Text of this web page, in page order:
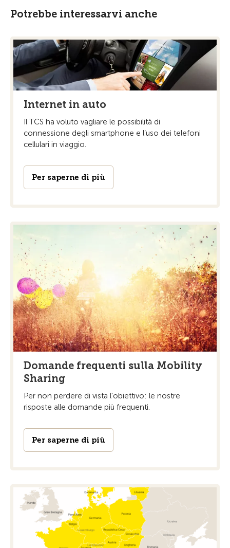
Potrebbe interessarvi anche
Internet in auto
Il TCS ha voluto vagliare le possibilità di
connessione degli smartphone e l’uso dei telefoni
cellulari in viaggio.
Per saperne di più
Domande frequenti sulla Mobility
Sharing
Per non perdere di vista l'obiettivo: le nostre
risposte alle domande più frequenti.
Per saperne di più